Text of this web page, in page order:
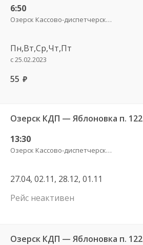
6:50
Озерск Кассово-диспетчерский пункт
Пн,Вт,Ср,Чт,Пт
с 25.02.2023
55 руб.
Озерск КДП — Яблоновка п. 122
13:30
Озерск Кассово-диспетчерский пункт
27.04, 02.11, 28.12, 01.11
Рейс неактивен
Озерск КДП — Яблоновка п. 122